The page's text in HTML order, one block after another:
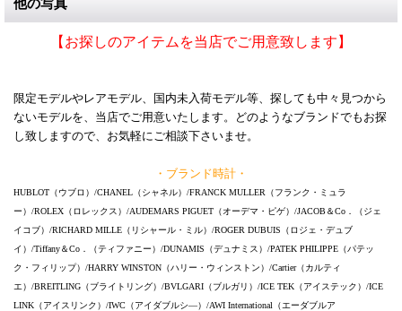
他の写真
【お探しのアイテムを当店でご用意致します】
限定モデルやレアモデル、国内未入荷モデル等、探しても中々見つから
ないモデルを、当店でご用意いたします。どのようなブランドでもお探
し致しますので、お気軽にご相談下さいませ。
・ブランド時計・
HUBLOT（ウブロ）/CHANEL（シャネル）/FRANCK MULLER（フランク・ミュラ
ー）/ROLEX（ロレックス）/AUDEMARS PIGUET（オーデマ・ピゲ）/JACOB＆Co．（ジェ
イコブ）/RICHARD MILLE（リシャール・ミル）/ROGER DUBUIS（ロジェ・デュブ
イ）/Tiffany＆Co．（ティファニー）/DUNAMIS（デュナミス）/PATEK PHILIPPE（パテッ
ク・フィリップ）/HARRY WINSTON（ハリー・ウィンストン）/Cartier（カルティ
エ）/BREITLING（ブライトリング）/BVLGARI（ブルガリ）/ICE TEK（アイステック）/ICE
LINK（アイスリンク）/IWC（アイダブルシ―）/AWI International（エーダブルア